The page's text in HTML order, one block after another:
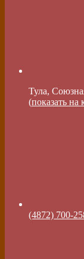
Тула,
(показать на
(4872) 700-